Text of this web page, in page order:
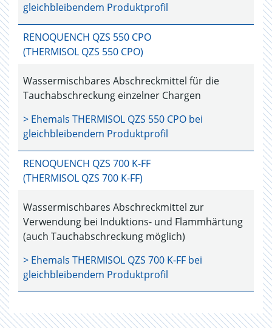
gleichbleibendem Produktprofil
RENOQUENCH QZS 550 CPO
(THERMISOL QZS 550 CPO)
Wassermischbares Abschreckmittel für die
Tauchabschreckung einzelner Chargen
> Ehemals THERMISOL QZS 550 CPO bei
gleichbleibendem Produktprofil
RENOQUENCH QZS 700 K-FF
(THERMISOL QZS 700 K-FF)
Wassermischbares Abschreckmittel zur
Verwendung bei Induktions- und Flammhärtung
(auch Tauchabschreckung möglich)
> Ehemals THERMISOL QZS 700 K-FF bei
gleichbleibendem Produktprofil